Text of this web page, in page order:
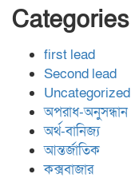
Categories
first lead
Second lead
Uncategorized
অপরাধ-অনুসন্ধান
অর্থ-বানিজ্য
আন্তর্জাতিক
কক্সবাজার